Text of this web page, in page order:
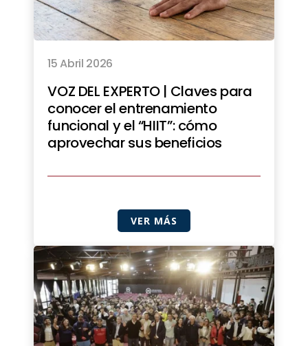
15 Abril 2026
VOZ DEL EXPERTO | Claves para
conocer el entrenamiento
funcional y el “HIIT”: cómo
aprovechar sus beneficios
VER MÁS